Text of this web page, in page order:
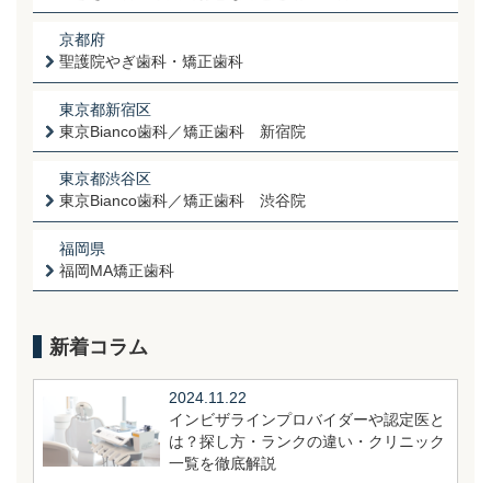
京都府
聖護院やぎ歯科・矯正歯科
東京都新宿区
東京Bianco歯科／矯正歯科 新宿院
東京都渋谷区
東京Bianco歯科／矯正歯科 渋谷院
福岡県
福岡MA矯正歯科
新着コラム
2024.11.22
インビザラインプロバイダーや認定医と
は？探し方・ランクの違い・クリニック
一覧を徹底解説